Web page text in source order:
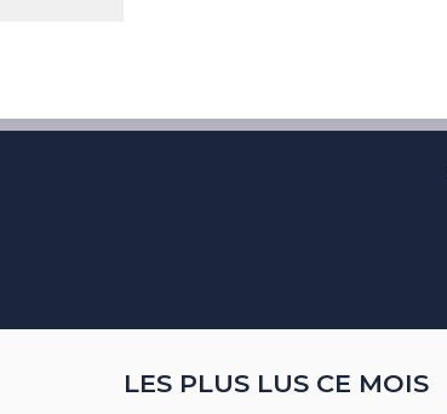
LES PLUS LUS CE MOIS